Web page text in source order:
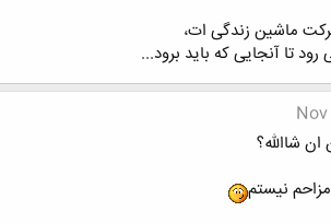
ماشین زندگی ات،
تا آنجایی که باید برود...
Nov
شاالله؟
نیستم